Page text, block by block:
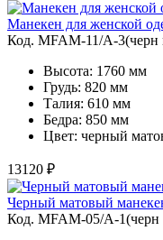
Манекен для женской
Код. MFAM-11/A-3(черн
Высота: 1760 мм
Грудь: 820 мм
Талия: 610 мм
Бедра: 850 мм
Цвет: черный
13120 ₽
Черный матовый
Код. MFAM-05/A-1(черн